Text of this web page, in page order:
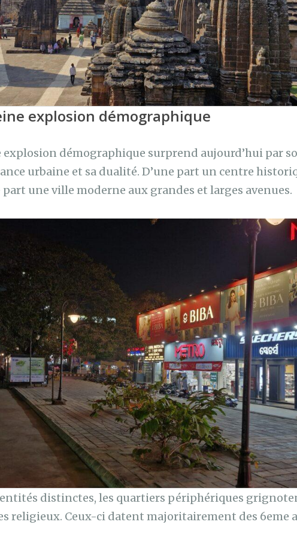
explosion démographique
démographique surprend aujourd’hui par
urbaine et sa dualité. D’une part un centre
une ville moderne aux grandes et larges avenues.
distinctes, les quartiers périphériques
religieux. Ceux-ci datent majoritairement des 6eme